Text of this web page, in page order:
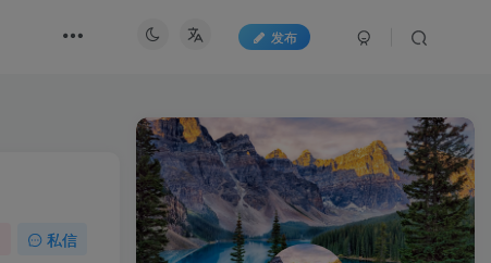
发布
私信